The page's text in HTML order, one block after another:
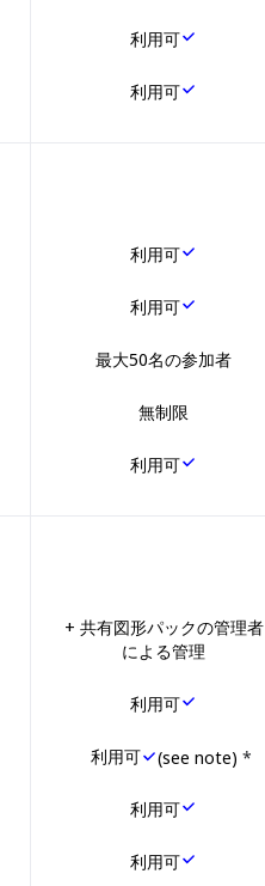
利用可
利用可
利用可
利用可
最大50名の参加者
無制限
利用可
+ 共有図形パックの管理者
による管理
利用可
利用可 *
(see note)
利用可
利用可